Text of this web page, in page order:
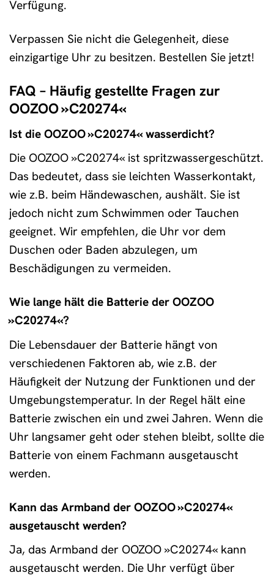
Verfügung.
Verpassen Sie nicht die Gelegenheit, diese
einzigartige Uhr zu besitzen. Bestellen Sie jetzt!
FAQ – Häufig gestellte Fragen zur
OOZOO »C20274«
Ist die OOZOO »C20274« wasserdicht?
Die OOZOO »C20274« ist spritzwassergeschützt.
Das bedeutet, dass sie leichten Wasserkontakt,
wie z.B. beim Händewaschen, aushält. Sie ist
jedoch nicht zum Schwimmen oder Tauchen
geeignet. Wir empfehlen, die Uhr vor dem
Duschen oder Baden abzulegen, um
Beschädigungen zu vermeiden.
Wie lange hält die Batterie der OOZOO
»C20274«?
Die Lebensdauer der Batterie hängt von
verschiedenen Faktoren ab, wie z.B. der
Häufigkeit der Nutzung der Funktionen und der
Umgebungstemperatur. In der Regel hält eine
Batterie zwischen ein und zwei Jahren. Wenn die
Uhr langsamer geht oder stehen bleibt, sollte die
Batterie von einem Fachmann ausgetauscht
werden.
Kann das Armband der OOZOO »C20274«
ausgetauscht werden?
Ja, das Armband der OOZOO »C20274« kann
ausgetauscht werden. Die Uhr verfügt über